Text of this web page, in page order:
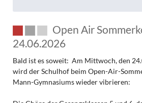
Open Air
24.06.2026
Bald ist es soweit: Am Mittwoch, den
wird der Schulhof beim Open-Air-
Mann-Gymnasiums wieder vibrieren: